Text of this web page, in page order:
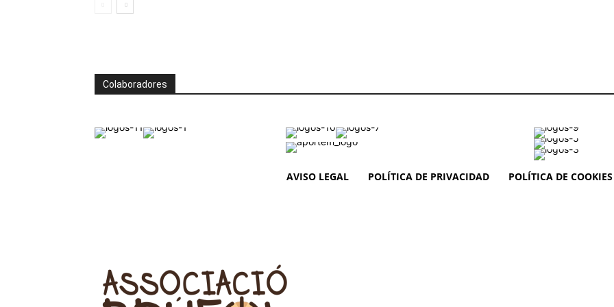
Colaboradores
AVISO LEGAL POLÍTICA DE PRIVACIDAD POLÍTICA DE